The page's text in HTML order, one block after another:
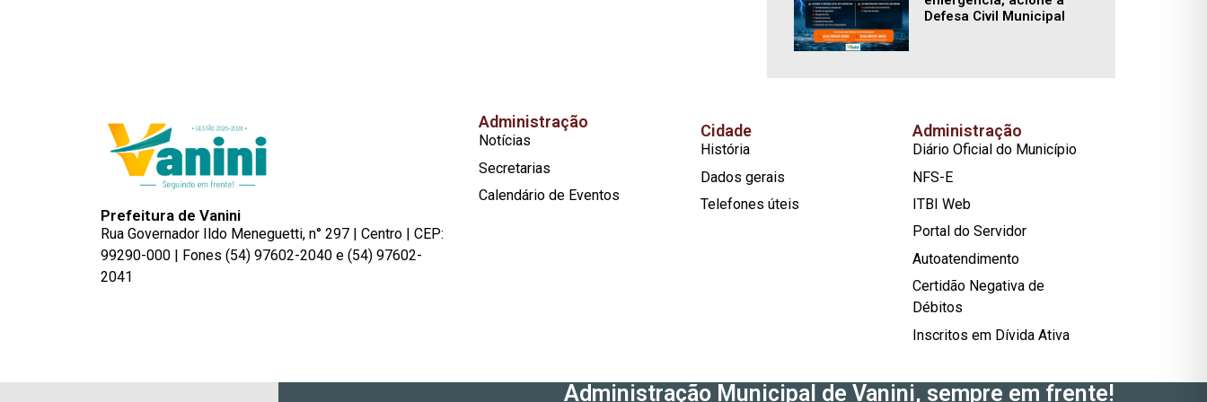
Defesa Civil Municipal
Prefeitura de Vanini
Rua Governador Ildo Meneguetti, n° 297 | Centro | CEP:
99290-000 | Fones (54) 97602-2040 e (54) 97602-
2041
Administração
Notícias
Secretarias
Calendário de Eventos
Cidade
História
Dados gerais
Telefones úteis
Administração
Diário Oficial do Município
NFS-E
ITBI Web
Portal do Servidor
Autoatendimento
Certidão Negativa de
Débitos
Inscritos em Dívida Ativa
Administração Municipal de Vanini, sempre em frente!